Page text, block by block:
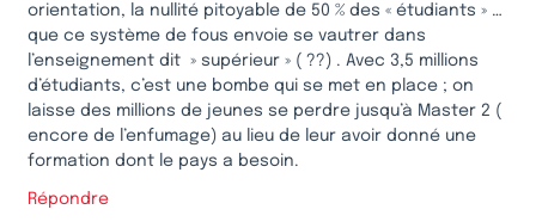
orientation, la nullité pitoyable de 50 % des « étudiants » …
que ce système de fous envoie se vautrer dans
l’enseignement dit » supérieur » ( ??) . Avec 3,5 millions
d’étudiants, c’est une bombe qui se met en place ; on
laisse des millions de jeunes se perdre jusqu’à Master 2 (
encore de l’enfumage) au lieu de leur avoir donné une
formation dont le pays a besoin.
Répondre